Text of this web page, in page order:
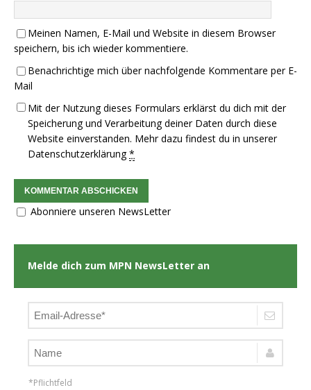
Meinen Namen, E-Mail und Website in diesem Browser
speichern, bis ich wieder kommentiere.
Benachrichtige mich über nachfolgende Kommentare per E-
Mail
Mit der Nutzung dieses Formulars erklärst du dich mit der
Speicherung und Verarbeitung deiner Daten durch diese
Website einverstanden. Mehr dazu findest du in unserer
Datenschutzerklärung *
Abonniere unseren NewsLetter
Melde dich zum MPN NewsLetter an
*Pflichtfeld